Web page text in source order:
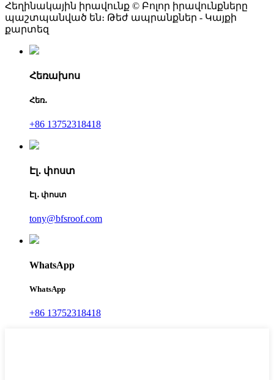
Հեղինակային իրավունք © Բոլոր իրավունքները
պաշտպանված են։ Թեժ ապրանքներ - Կայքի
քարտեզ
Հեռախոս
Հեռ․
+86 13752318418
Էլ․ փոստ
Էլ․ փոստ
tony@bfsroof.com
WhatsApp
WhatsApp
+86 13752318418